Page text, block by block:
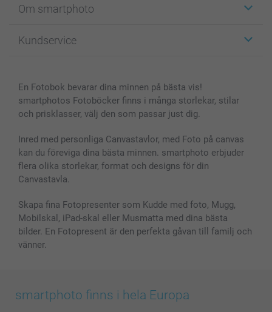
Fotokort
Fotoböcker
Skal till Mobil & Surfplatta
MyNameBook
Fotoramar & Tillbehör
Presentkort
Alla fotoprodukter
Om smartphoto
För affiliates
Sitemap
Villkor och garantier
Kundservice
smartbonus
Priser & betalning
En Fotobok bevarar dina minnen på bästa vis!
smartphotos Fotoböcker finns i många storlekar, stilar
och prisklasser, välj den som passar just dig.
Inred med personliga Canvastavlor, med Foto på canvas
kan du föreviga dina bästa minnen. smartphoto erbjuder
flera olika storlekar, format och designs för din
Canvastavla.
Skapa fina Fotopresenter som Kudde med foto, Mugg,
Mobilskal, iPad-skal eller Musmatta med dina bästa
bilder. En Fotopresent är den perfekta gåvan till familj och
vänner.
smartphoto finns i hela Europa